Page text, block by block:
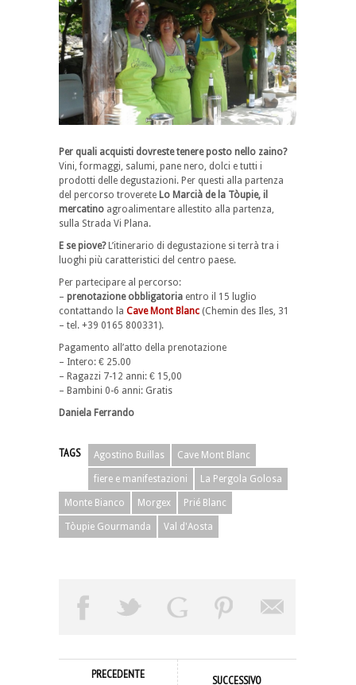
Per quali acquisti dovreste tenere posto nello zaino?
Vini, formaggi, salumi, pane nero, dolci e tutti i
prodotti delle degustazioni. Per questi alla partenza
del percorso troverete Lo Marcià de la Tòupie, il
mercatino agroalimentare allestito alla partenza,
sulla Strada Vi Plana.
E se piove? L’itinerario di degustazione si terrà tra i
luoghi più caratteristici del centro paese.
Per partecipare al percorso:
– prenotazione obbligatoria entro il 15 luglio
contattando la Cave Mont Blanc (Chemin des Iles, 31
– tel. +39 0165 800331).
Pagamento all’atto della prenotazione
– Intero: € 25.00
– Ragazzi 7-12 anni: € 15,00
– Bambini 0-6 anni: Gratis
Daniela Ferrando
TAGS Agostino Buillas Cave Mont Blanc
fiere e manifestazioni La Pergola Golosa
Monte Bianco Morgex Prié Blanc
Tòupie Gourmanda Val d'Aosta
PRECEDENTE SUCCESSIVO